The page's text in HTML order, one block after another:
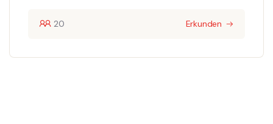
20 Erkunden